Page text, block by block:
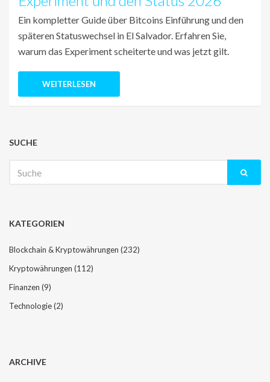
Ein kompletter Guide über Bitcoins Einführung und den
späteren Statuswechsel in El Salvador. Erfahren Sie,
warum das Experiment scheiterte und was jetzt gilt.
WEITERLESEN
SUCHE
nach:
KATEGORIEN
Blockchain & Kryptowährungen (232)
Kryptowährungen (112)
Finanzen (9)
Technologie(2)
ARCHIVE